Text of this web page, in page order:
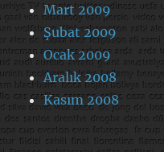
Mart 2009
Şubat 2009
Ocak 2009
Aralık 2008
Kasım 2008